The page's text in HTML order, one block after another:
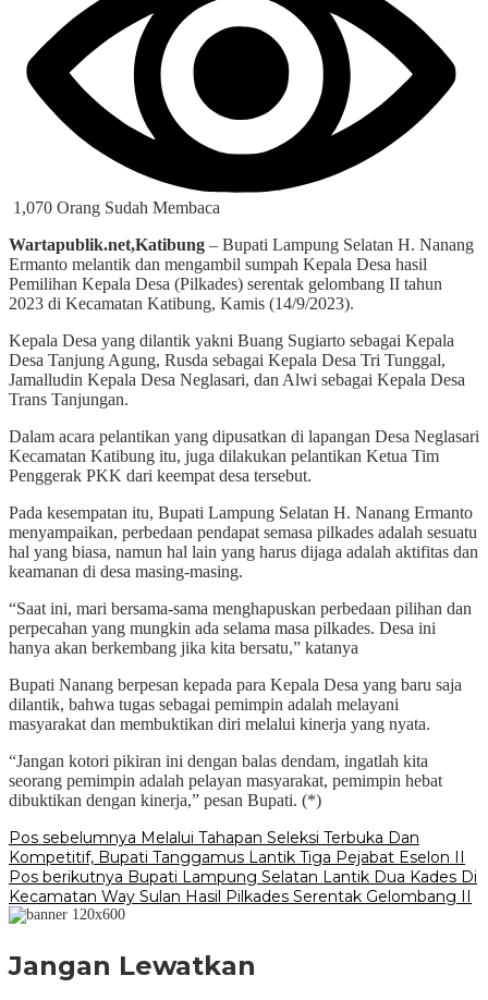
1,070 Orang Sudah Membaca
Wartapublik.net,Katibung – Bupati Lampung Selatan H. Nanang
Ermanto melantik dan mengambil sumpah Kepala Desa hasil
Pemilihan Kepala Desa (Pilkades) serentak gelombang II tahun
2023 di Kecamatan Katibung, Kamis (14/9/2023).
Kepala Desa yang dilantik yakni Buang Sugiarto sebagai Kepala
Desa Tanjung Agung, Rusda sebagai Kepala Desa Tri Tunggal,
Jamalludin Kepala Desa Neglasari, dan Alwi sebagai Kepala Desa
Trans Tanjungan.
Dalam acara pelantikan yang dipusatkan di lapangan Desa Neglasari
Kecamatan Katibung itu, juga dilakukan pelantikan Ketua Tim
Penggerak PKK dari keempat desa tersebut.
Pada kesempatan itu, Bupati Lampung Selatan H. Nanang Ermanto
menyampaikan, perbedaan pendapat semasa pilkades adalah sesuatu
hal yang biasa, namun hal lain yang harus dijaga adalah aktifitas dan
keamanan di desa masing-masing.
“Saat ini, mari bersama-sama menghapuskan perbedaan pilihan dan
perpecahan yang mungkin ada selama masa pilkades. Desa ini
hanya akan berkembang jika kita bersatu,” katanya
Bupati Nanang berpesan kepada para Kepala Desa yang baru saja
dilantik, bahwa tugas sebagai pemimpin adalah melayani
masyarakat dan membuktikan diri melalui kinerja yang nyata.
“Jangan kotori pikiran ini dengan balas dendam, ingatlah kita
seorang pemimpin adalah pelayan masyarakat, pemimpin hebat
dibuktikan dengan kinerja,” pesan Bupati. (*)
Navigasi
pos
Pos sebelumnya Melalui Tahapan Seleksi Terbuka Dan
Kompetitif, Bupati Tanggamus Lantik Tiga Pejabat Eselon II
Pos berikutnya Bupati Lampung Selatan Lantik Dua Kades Di
Kecamatan Way Sulan Hasil Pilkades Serentak Gelombang II
Jangan Lewatkan